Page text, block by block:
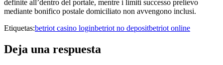
definite all’dentro del portale, mentre i limiti successo prelievo
mediante bonifico postale domiciliato non avvengono inclusi.
Etiquetas:betriot casino loginbetriot no depositbetriot online
Deja una respuesta